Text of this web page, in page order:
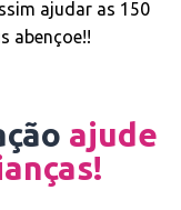
ajudar as 150
abençoe!!
ajude